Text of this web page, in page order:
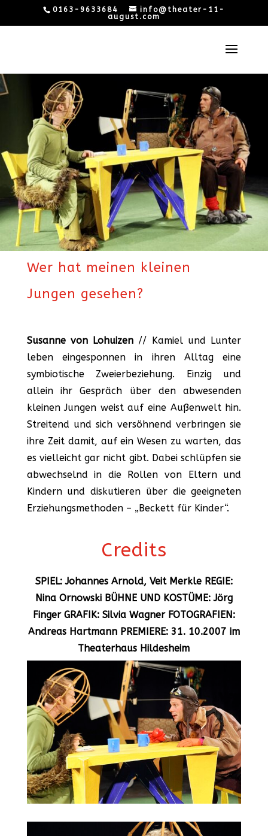
0163-9633684
info@theater-11-
august.com
Wer hat meinen kleinen
Jungen gesehen?
Susanne von Lohuizen // Kamiel und Lunter
leben eingesponnen in ihren Alltag eine
symbiotische Zweierbeziehung. Einzig und
allein ihr Gespräch über den abwesenden
kleinen Jungen weist auf eine Außenwelt hin.
Streitend und sich versöhnend verbringen sie
ihre Zeit damit, auf ein Wesen zu warten, das
es vielleicht gar nicht gibt. Dabei schlüpfen sie
abwechselnd in die Rollen von Eltern und
Kindern und diskutieren über die geeigneten
Erziehungsmethoden – „Beckett für Kinder“.
Credits
SPIEL: Johannes Arnold, Veit Merkle REGIE:
Nina Ornowski BÜHNE UND KOSTÜME: Jörg
Finger GRAFIK: Silvia Wagner FOTOGRAFIEN:
Andreas Hartmann PREMIERE: 31. 10.2007 im
Theaterhaus Hildesheim